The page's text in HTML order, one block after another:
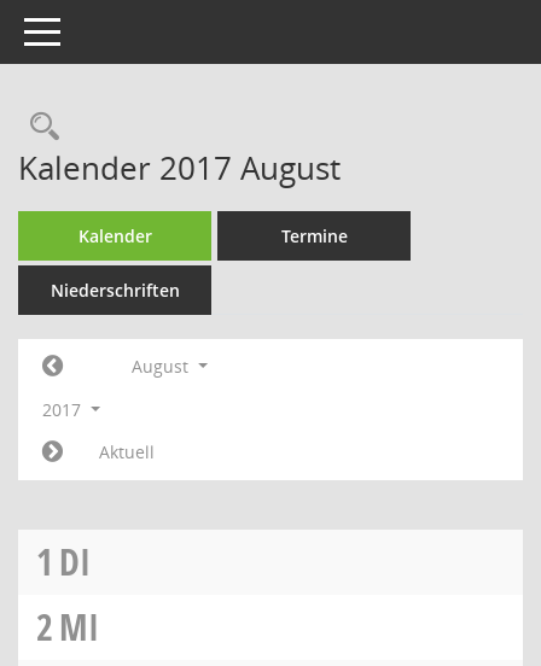
Toggle navigation
Rechercheauswahl
Kalender 2017 August
Kalender Termine
Niederschriften
August
2017
Aktuell
1 DI
2MI